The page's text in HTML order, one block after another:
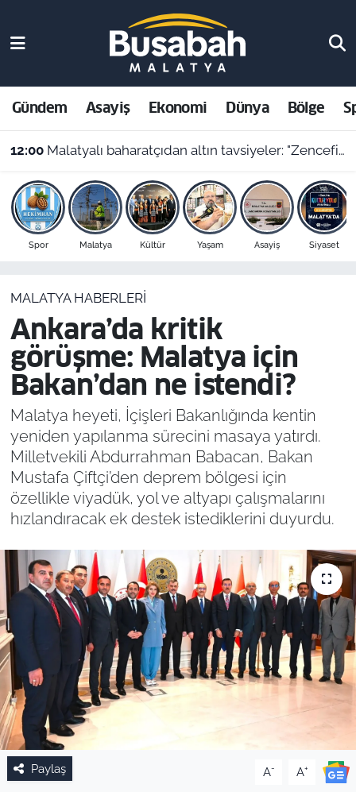
Gündem Asayiş Ekonomi Dünya Bölge
12:00 Malatyalı baharatçıdan altın tavsiyeler: "Zencefilde irmik, kimyonda bulgur var!"
Spor Malatya Kültür Yaşam Asayiş Siyaset
MALATYA HABERLERI
Ankara’da kritik
görüşme: Malatya için
Bakan’dan ne istendi?
Malatya heyeti, İçişleri Bakanlığında kentin
yeniden yapılanma sürecini masaya yatırdı.
Milletvekili Abdurrahman Babacan, Bakan
Mustafa Çiftçi’den deprem bölgesi için
özellikle viyadük, yol ve altyapı çalışmalarını
hızlandıracak ek destek istediklerini duyurdu.
Paylaş A- A+
Asayiş
Ekonomi
Dünya
Bölge
Resmi İlanlar
Malatya Nöbetçi Eczaneler
Malatya Hava Durumu
Malatya Namaz Vakitleri
Malatya Trafik Yoğunluk Haritası
Süper Lig Puan Durumu ve Fikstür
Son Dakika Haberleri
Haber Arşivi